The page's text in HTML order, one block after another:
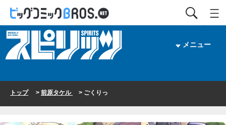
メニュー
トップ> 前原タケル > ごくりっ